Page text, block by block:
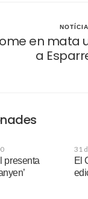
en mata
a
presenta
31
El